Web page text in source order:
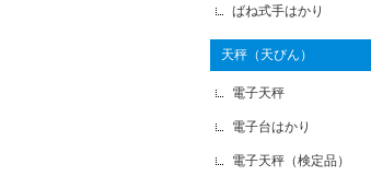
ばね式手はかり
天秤（天びん）
電子天秤
電子台はかり
電子天秤（検定品）